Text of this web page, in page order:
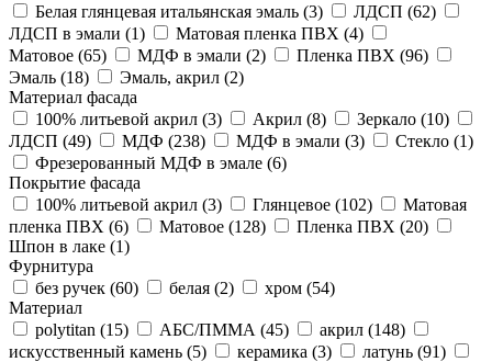
Белая глянцевая итальянская эмаль (3) ЛДСП (62)
ЛДСП в эмали (1) Матовая пленка ПВХ (4)
Матовое (65) МДФ в эмали (2) Пленка ПВХ (96)
Эмаль (18) Эмаль, акрил (2)
Материал фасада
100% литьевой акрил (3) Акрил (8) Зеркало (10)
ЛДСП (49) МДФ (238) МДФ в эмали (3) Стекло (1)
Фрезерованный МДФ в эмале (6)
Покрытие фасада
100% литьевой акрил (3) Глянцевое (102)
Матовая
пленка ПВХ (6) Матовое (128) Пленка ПВХ (20)
Шпон в лаке (1)
Фурнитура
без ручек (60) белая (2) хром (54)
Материал
polytitan (15) АБС/ПММА (45) акрил (148)
искусственный камень (5) керамика (3) латунь (91)